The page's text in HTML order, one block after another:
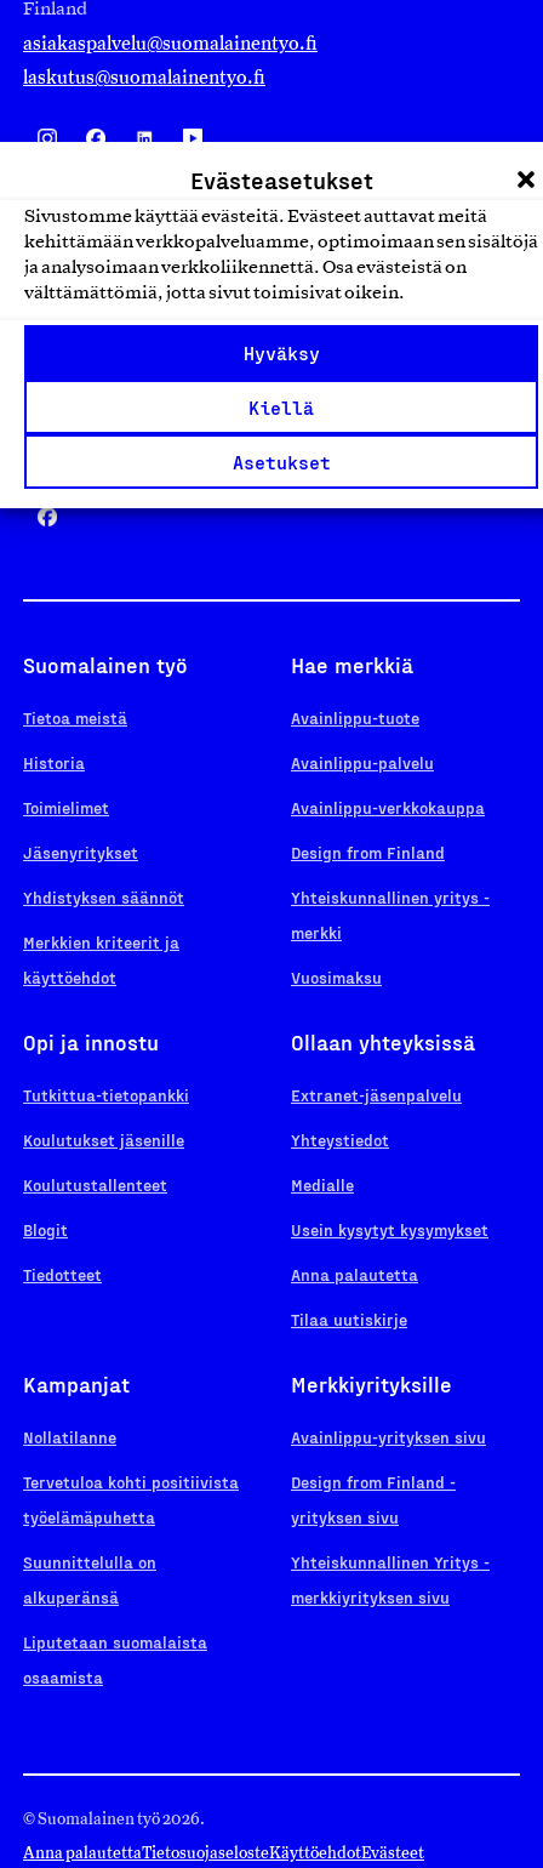
Evästeasetukset
Sivustomme käyttää evästeitä. Evästeet auttavat meitä
kehittämään verkkopalveluamme, optimoimaan sen sisältöjä
ja analysoimaan verkkoliikennettä. Osa evästeistä on
välttämättömiä, jotta sivut toimisivat oikein.
Hyväksy
Kiellä
Asetukset
Finland
asiakaspalvelu@suomalainentyo.fi
laskutus@suomalainentyo.fi
Avainlippu
Yhteiskunnallinen Yritys -merkki
Suomalainen työ
Tietoa meistä
Historia
Toimielimet
Jäsenyritykset
Yhdistyksen säännöt
Merkkien kriteerit ja
käyttöehdot
Hae merkkiä
Avainlippu-tuote
Avainlippu-palvelu
Avainlippu-verkkokauppa
Design from Finland
Yhteiskunnallinen yritys -
merkki
Vuosimaksu
Opi ja innostu
Tutkittua-tietopankki
Koulutukset jäsenille
Koulutustallenteet
Blogit
Tiedotteet
Ollaan yhteyksissä
Extranet-jäsenpalvelu
Yhteystiedot
Medialle
Usein kysytyt kysymykset
Anna palautetta
Tilaa uutiskirje
Kampanjat
Nollatilanne
Tervetuloa kohti positiivista
työelämäpuhetta
Suunnittelulla on
alkuperänsä
Liputetaan suomalaista
osaamista
Merkkiyrityksille
Avainlippu-yrityksen sivu
Design from Finland -
yrityksen sivu
Yhteiskunnallinen Yritys -
merkkiyrityksen sivu
© Suomalainen työ 2026.
Anna palautettaTietosuojaselosteKäyttöehdotEvästeet